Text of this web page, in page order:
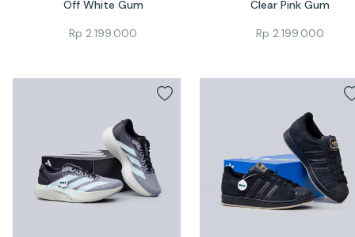
Off White Gum
Rp 2.199.000
Clear Pink Gum
Rp 2.199.000